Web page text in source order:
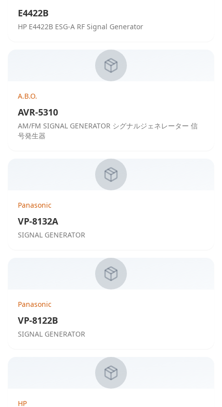
E4422B
HP E4422B ESG-A RF Signal Generator
A.B.O.
AVR-5310
AM/FM SIGNAL GENERATOR シグナルジェネレーター 信
号発生器
Panasonic
VP-8132A
SIGNAL GENERATOR
Panasonic
VP-8122B
SIGNAL GENERATOR
HP